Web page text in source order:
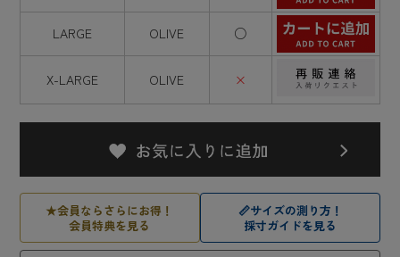
LARGE OLIVE ○
X-LARGE OLIVE ×
★会員ならさらにお得！
会員特典を見る
📏サイズの測り方！
採寸ガイドを見る